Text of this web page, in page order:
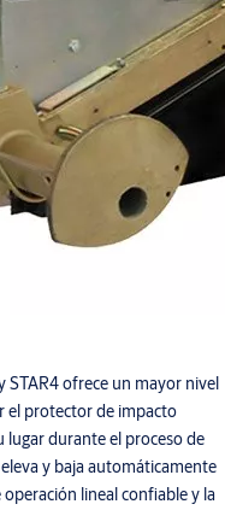
STAR4 ofrece un mayor nivel
el protector de impacto
lugar durante el proceso de
y baja automáticamente
lineal confiable y la